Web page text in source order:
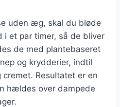
uden æg, skal du bløde
i et par timer, så de bliver
de med plantebaseret
og krydderier, indtil
Resultatet er en
hældes over dampede